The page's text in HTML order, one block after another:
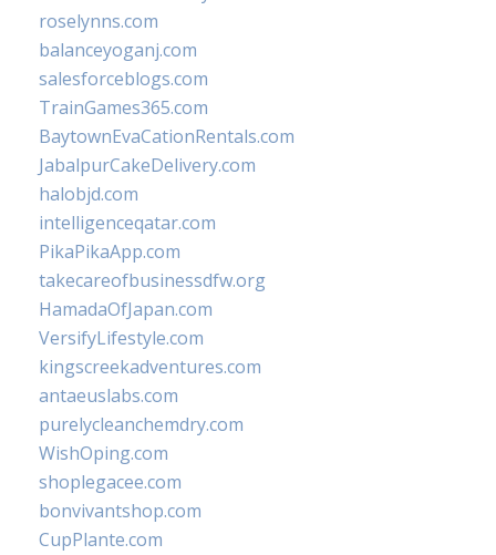
roselynns.com
balanceyoganj.com
salesforceblogs.com
TrainGames365.com
BaytownEvaCationRentals.com
JabalpurCakeDelivery.com
halobjd.com
intelligenceqatar.com
PikaPikaApp.com
takecareofbusinessdfw.org
HamadaOfJapan.com
VersifyLifestyle.com
kingscreekadventures.com
antaeuslabs.com
purelycleanchemdry.com
WishOping.com
shoplegacee.com
bonvivantshop.com
CupPlante.com